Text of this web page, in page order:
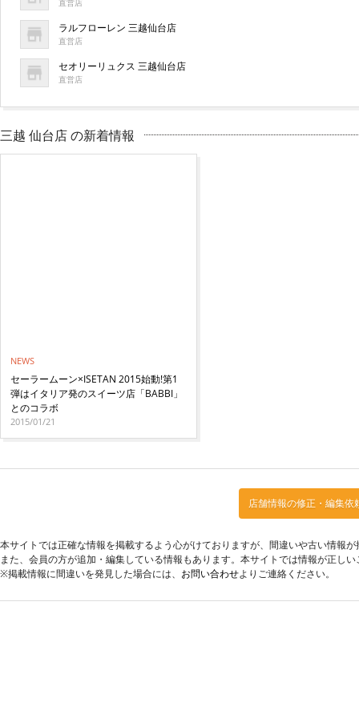
直営店
ラルフローレン 三越仙台店
直営店
セオリーリュクス 三越仙台店
直営店
三越 仙台店 の新着情報
NEWS
セーラームーン×ISETAN 2015始動!第1
弾はイタリア発のスイーツ店「BABBI」
とのコラボ
2015/01/21
店舗情報の修正・編集依
本サイトでは正確な情報を掲載するよう心がけておりますが、間違いや古い情報
また、会員の方が追加・編集している情報もあります。本サイトでは情報が正し
※掲載情報に間違いを発見した場合には、 お問い合わせよりご連絡ください。